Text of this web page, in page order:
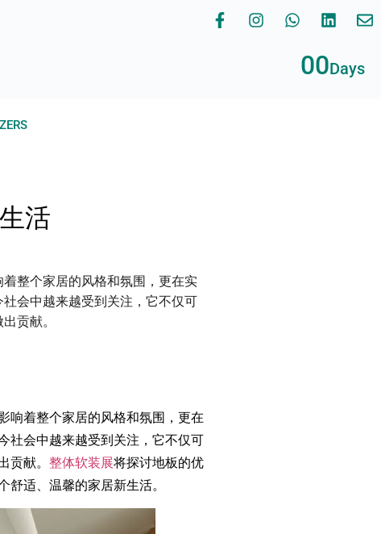
00Days
活
整个家居的风格和氛围，更在实
会中越来越受到关注，它不仅可
贡献。
着整个家居的风格和氛围，更在
社会中越来越受到关注，它不仅可
贡献。 整体软装展将探讨地板的优
适、温馨的家居新生活。